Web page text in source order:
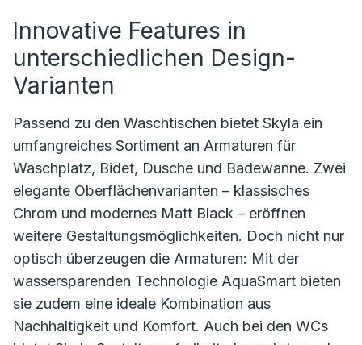
Innovative Features in
unterschiedlichen Design-
Varianten
Passend zu den Waschtischen bietet Skyla ein
umfangreiches Sortiment an Armaturen für
Waschplatz, Bidet, Dusche und Badewanne. Zwei
elegante Oberflächenvarianten – klassisches
Chrom und modernes Matt Black – eröffnen
weitere Gestaltungsmöglichkeiten. Doch nicht nur
optisch überzeugen die Armaturen: Mit der
wassersparenden Technologie AquaSmart bieten
sie zudem eine ideale Kombination aus
Nachhaltigkeit und Komfort. Auch bei den WCs